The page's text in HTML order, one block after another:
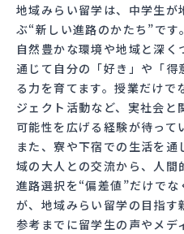
地域みらい留学は、中学生が
ぶ“新しい進路のかたち”です。
自然豊かな環境や地域と深
通じて自分の「好き」や「
る力を育てます。授業だけで
ジェクト活動など、実社会と
可能性を広げる経験が待って
また、寮や下宿での生活を
域の大人との交流から、人間
進路選択を“偏差値”だけで
が、地域みらい留学の目指す
参考までに留学生の声やメデ